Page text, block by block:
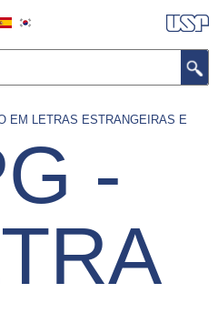
EM LETRAS ESTRANGEIRAS E
-